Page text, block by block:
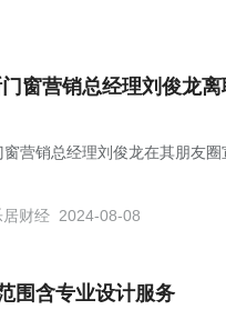
窗营销总经理刘俊龙离
营销总经理刘俊龙在其朋友圈
居财经 2024-08-08
围含专业设计服务